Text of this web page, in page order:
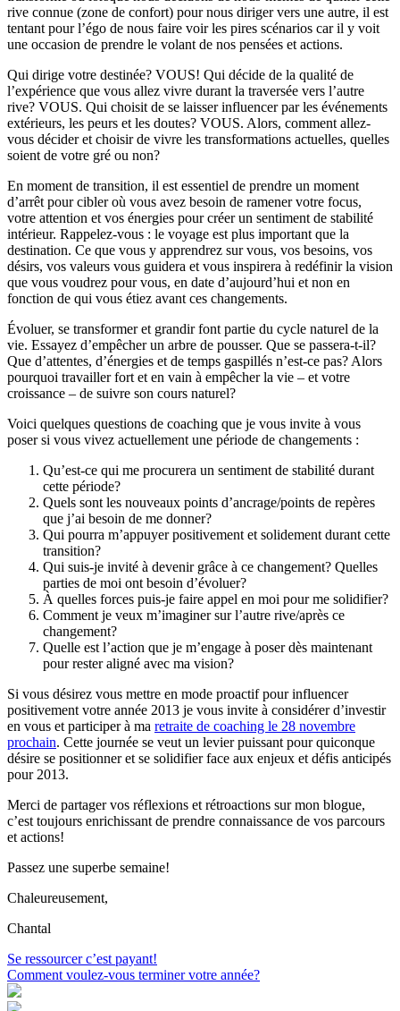
rive connue (zone de confort) pour nous diriger vers une autre, il est
tentant pour l’égo de nous faire voir les pires scénarios car il y voit
une occasion de prendre le volant de nos pensées et actions.
Qui dirige votre destinée? VOUS! Qui décide de la qualité de
l’expérience que vous allez vivre durant la traversée vers l’autre
rive? VOUS. Qui choisit de se laisser influencer par les événements
extérieurs, les peurs et les doutes? VOUS. Alors, comment allez-
vous décider et choisir de vivre les transformations actuelles, quelles
soient de votre gré ou non?
En moment de transition, il est essentiel de prendre un moment
d’arrêt pour cibler où vous avez besoin de ramener votre focus,
votre attention et vos énergies pour créer un sentiment de stabilité
intérieur. Rappelez-vous : le voyage est plus important que la
destination. Ce que vous y apprendrez sur vous, vos besoins, vos
désirs, vos valeurs vous guidera et vous inspirera à redéfinir la vision
que vous voudrez pour vous, en date d’aujourd’hui et non en
fonction de qui vous étiez avant ces changements.
Évoluer, se transformer et grandir font partie du cycle naturel de la
vie. Essayez d’empêcher un arbre de pousser. Que se passera-t-il?
Que d’attentes, d’énergies et de temps gaspillés n’est-ce pas? Alors
pourquoi travailler fort et en vain à empêcher la vie – et votre
croissance – de suivre son cours naturel?
Voici quelques questions de coaching que je vous invite à vous
poser si vous vivez actuellement une période de changements :
Qu’est-ce qui me procurera un sentiment de stabilité durant
cette période?
Quels sont les nouveaux points d’ancrage/points de repères
que j’ai besoin de me donner?
Qui pourra m’appuyer positivement et solidement durant cette
transition?
Qui suis-je invité à devenir grâce à ce changement? Quelles
parties de moi ont besoin d’évoluer?
À quelles forces puis-je faire appel en moi pour me solidifier?
Comment je veux m’imaginer sur l’autre rive/après ce
changement?
Quelle est l’action que je m’engage à poser dès maintenant
pour rester aligné avec ma vision?
Si vous désirez vous mettre en mode proactif pour influencer
positivement votre année 2013 je vous invite à considérer d’investir
en vous et participer à ma retraite de coaching le 28 novembre
prochain. Cette journée se veut un levier puissant pour quiconque
désire se positionner et se solidifier face aux enjeux et défis anticipés
pour 2013.
Merci de partager vos réflexions et rétroactions sur mon blogue,
c’est toujours enrichissant de prendre connaissance de vos parcours
et actions!
Passez une superbe semaine!
Chaleureusement,
Chantal
Navigation
de
Se ressourcer c’est payant!
Comment voulez-vous terminer votre année?